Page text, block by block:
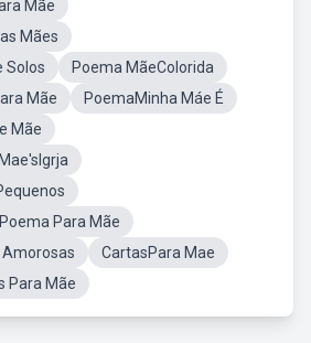
Mãe
Mães
Solos
Poema MãeColorida
Mãe
PoemaMinha Máe É
Mãe
Para Mãe
CartasPara Mae
Para Mãe